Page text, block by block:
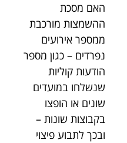
האם מסכת
ההשמצות מורכבת
ממספר אירועים
נפרדים – כגון מספר
הודעות קוליות
שנשלחו במועדים
שונים או הופצו
בקבוצות שונות –
ובכך לתבוע פיצוי